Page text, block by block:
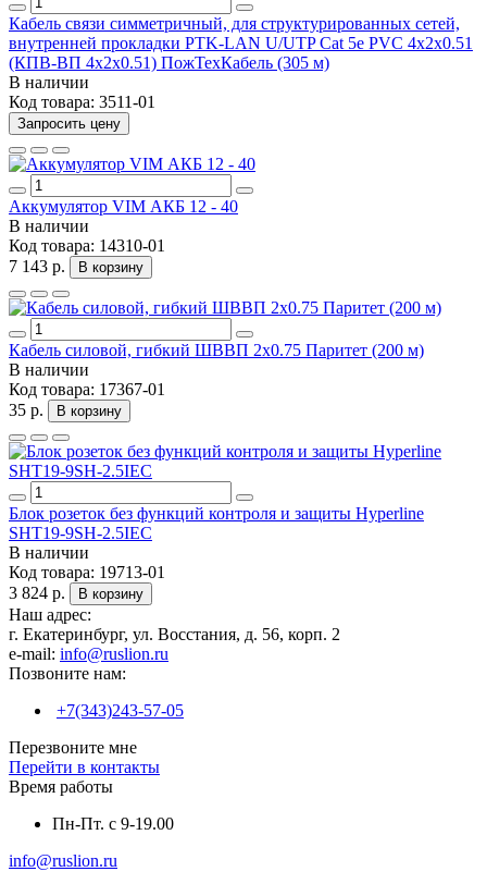
Кабель связи симметричный, для структурированныx сетей,
внутренней прокладки PTK-LAN U/UTP Cat 5e PVC 4x2x0.51
(КПВ-ВП 4x2x0.51) ПожТехКабель (305 м)
В наличии
Код товара: 3511-01
Запросить цену
Аккумулятор VIM АКБ 12 - 40
В наличии
Код товара: 14310-01
7 143 р.
В корзину
Кабель силовой, гибкий ШВВП 2x0.75 Паритет (200 м)
В наличии
Код товара: 17367-01
35 р.
В корзину
Блок розеток без функций контроля и защиты Hyperline
SHT19-9SH-2.5IEC
В наличии
Код товара: 19713-01
3 824 р.
В корзину
Наш адрес:
г. Екатеринбург, ул. Восстания, д. 56, корп. 2
e-mail: info@ruslion.ru
Позвоните нам:
+7(343)243-57-05
Перезвоните мне
Перейти в контакты
Время работы
Пн-Пт. с 9-19.00
info@ruslion.ru